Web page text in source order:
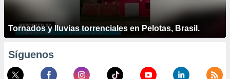
Tornados y lluvias torrenciales en Pelotas, Brasil.
Síguenos